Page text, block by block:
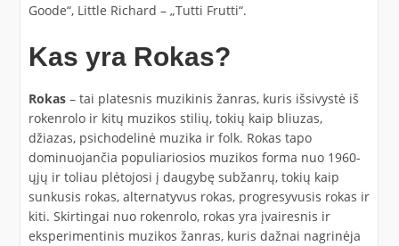
Goode“, Little Richard – „Tutti Frutti“.
Kas yra Rokas?
Rokas– tai platesnis muzikinis žanras, kuris išsivystė iš
rokenrolo ir kitų muzikos stilių, tokių kaip bliuzas,
džiazas, psichodelinė muzika ir folk. Rokas tapo
dominuojančia populiariosios muzikos forma nuo 1960-
ųjų ir toliau plėtojosi į daugybę subžanrų, tokių kaip
sunkusis rokas, alternatyvus rokas, progresyvusis rokas ir
kiti. Skirtingai nuo rokenrolo, rokas yra įvairesnis ir
eksperimentinis muzikos žanras, kuris dažnai nagrinėja